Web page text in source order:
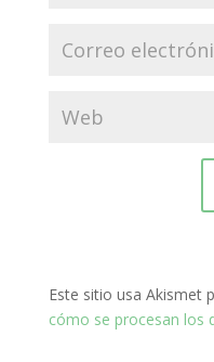
Este sitio usa Akismet
cómo se procesan los